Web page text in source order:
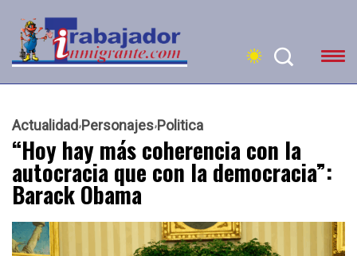
Actualidad Personajes Politica
“Hoy hay más coherencia con la
autocracia que con la democracia”:
Barack Obama